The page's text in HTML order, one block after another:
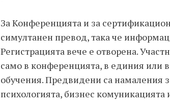
За Конференцията и за
симултанен превод, така че
Регистрацията вече е отворена.
само в конференцията, в единия или
обучения. Предвидени са намаления
психологията, бизнес